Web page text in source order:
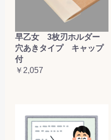
早乙女 3枚刃ホルダー
穴あきタイプ キャップ
付
￥2,057